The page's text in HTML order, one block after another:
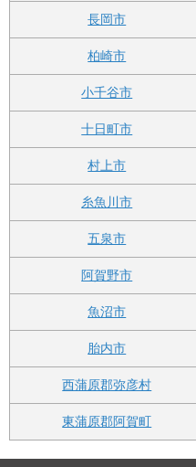
長岡市
柏崎市
小千谷市
十日町市
村上市
糸魚川市
五泉市
阿賀野市
魚沼市
胎内市
西蒲原郡弥彦村
東蒲原郡阿賀町